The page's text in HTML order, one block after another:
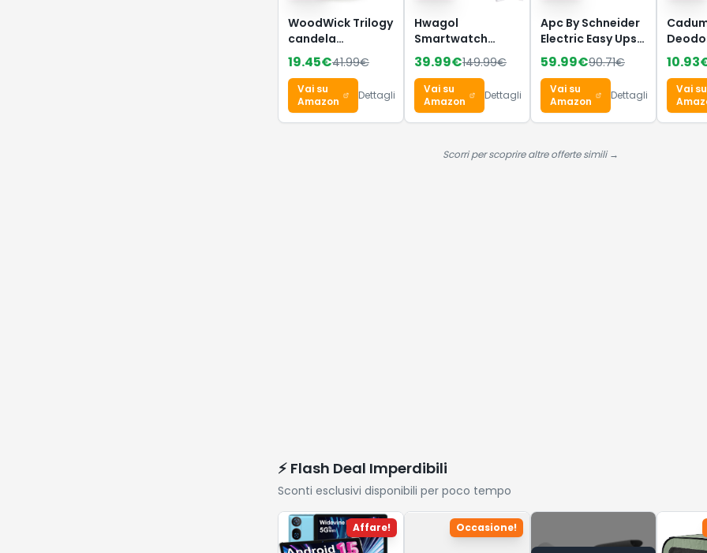
WoodWick Trilogy
candela
profumata a
clessidra grande
con Pluswick
InnovationRifugio
di pace
19.45€41.99€
Vai su
Amazon
Dettagli
Hwagol
Smartwatch
Uomo Donna, 7
Cinturini—Regalo
Perfetto, 1,83''
Orologio
Smartwatch con
Bluetooth,
39.99€149.99€
Vai su
Amazon
Dettagli
Apc By Schneider
Electric Easy Ups
700 Va, Bvx700Li-
Gr, Batteria Di
Backup E
Protezione Dagli
Sbalzi Di
Di Continuità Con
59.99€90.71€
Vai su
Amazon
Dettagli
Cotone,
200 ml
10.93
Vai su
Scorri per scoprire altre offerte simili →
⚡ Flash Deal Imperdibili
Sconti esclusivi disponibili per poco tempo
Affare! Occasione!